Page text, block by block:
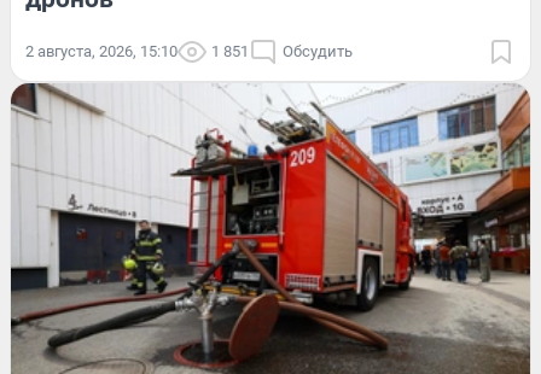
2 августа, 2026, 15:10 1 851 Обсудить